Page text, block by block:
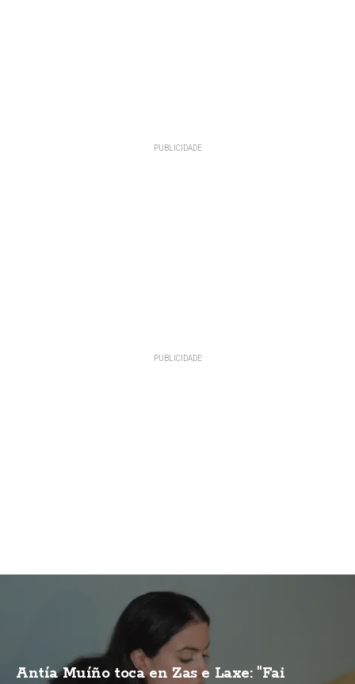
Antía Muíño toca en Zas e Laxe: "Fai